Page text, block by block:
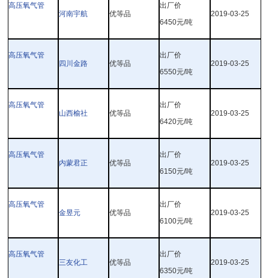
高压氧气管
河南宇航
优等品
出厂价
6450元/吨
2019-03-25
高压氧气管
四川金路
优等品
出厂价
6550元/吨
2019-03-25
高压氧气管
山西榆社
优等品
出厂价
6420元/吨
2019-03-25
高压氧气管
内蒙君正
优等品
出厂价
6150元/吨
2019-03-25
高压氧气管
金昱元
优等品
出厂价
6100元/吨
2019-03-25
高压氧气管
三友化工
优等品
出厂价
6350元/吨
2019-03-25